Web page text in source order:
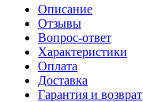
Описание
Отзывы
Вопрос-ответ
Характеристики
Оплата
Доставка
Гарантия и возврат